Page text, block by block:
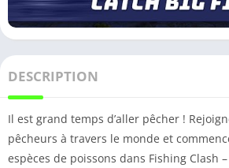
DESCRIPTION
Il est grand temps d’aller pêcher !
pêcheurs à travers le monde et
espèces de poissons dans Fishing Clash